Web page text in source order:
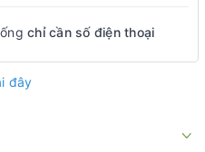
chỉ cần số điện thoại
đây